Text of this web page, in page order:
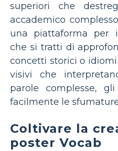
superiori che
accademico
una piattaforma per
che si tratti di
concetti storici o
visivi che
parole complesse,
facilmente le
Coltivare la
poster Vocab